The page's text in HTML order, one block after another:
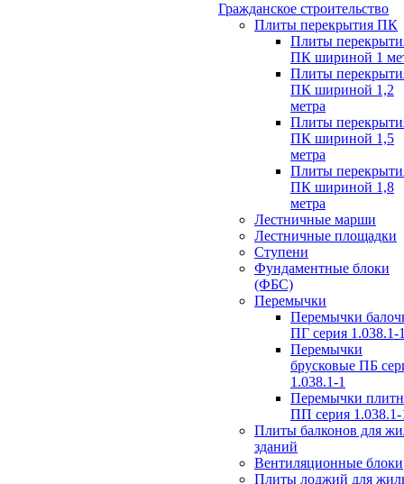
Гражданское строительство
Плиты перекрытия ПК
Плиты
ПК шириной 1
Плиты
ПК шириной 1,2
метра
Плиты
ПК шириной 1,5
метра
Плиты
ПК шириной 1,8
метра
Лестничные марши
Лестничные площадки
Ступени
Фундаментные блоки
(ФБС)
Перемычки
Перемычки
ПГ серия 1.038.1-
Перемычки
брусковые ПБ
1.038.1-1
Перемычки
ПП серия 1.038.1-
Плиты балконов для
зданий
Вентиляционные блоки
Плиты лоджий для